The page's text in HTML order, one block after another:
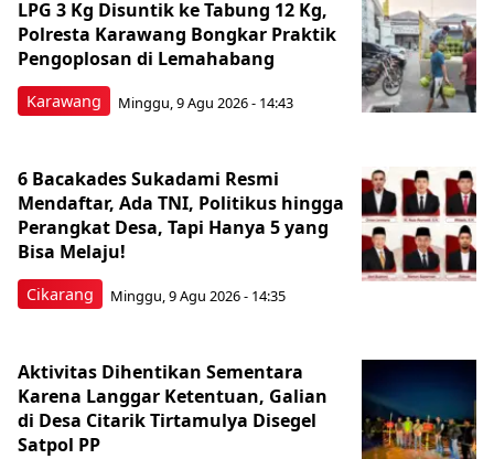
Karawang
LPG 3 Kg Disuntik ke Tabung 12 Kg,
Polresta Karawang Bongkar Praktik
Pengoplosan di Lemahabang
Minggu, 9 Agu 2026 - 14:43
Cikarang
6 Bacakades Sukadami Resmi
Mendaftar, Ada TNI, Politikus hingga
Perangkat Desa, Tapi Hanya 5 yang
Bisa Melaju!
Minggu, 9 Agu 2026 - 14:35
Aktivitas Dihentikan Sementara
Karena Langgar Ketentuan, Galian
di Desa Citarik Tirtamulya Disegel
Satpol PP